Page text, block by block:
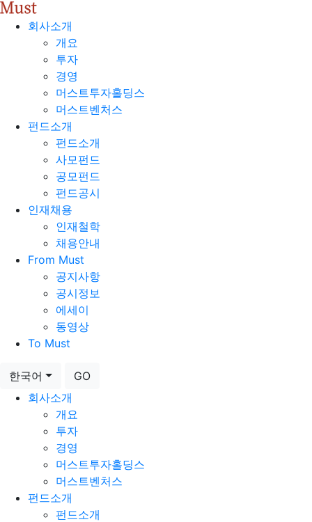
회사소개
개요
투자
경영
머스트투자홀딩스
머스트벤처스
펀드소개
펀드소개
사모펀드
공모펀드
펀드공시
인재채용
인재철학
채용안내
From Must
공지사항
공시정보
에세이
동영상
To Must
한국어
GO
회사소개
개요
투자
경영
머스트투자홀딩스
머스트벤처스
펀드소개
펀드소개